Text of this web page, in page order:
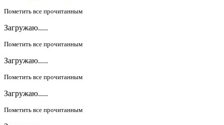
Пометить все прочитанным
Загружаю.....
Пометить все прочитанным
Загружаю.....
Пометить все прочитанным
Загружаю.....
Пометить все прочитанным